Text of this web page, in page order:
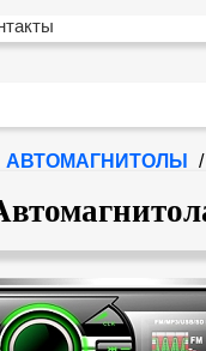
АВТОМАГНИТОЛЫ /